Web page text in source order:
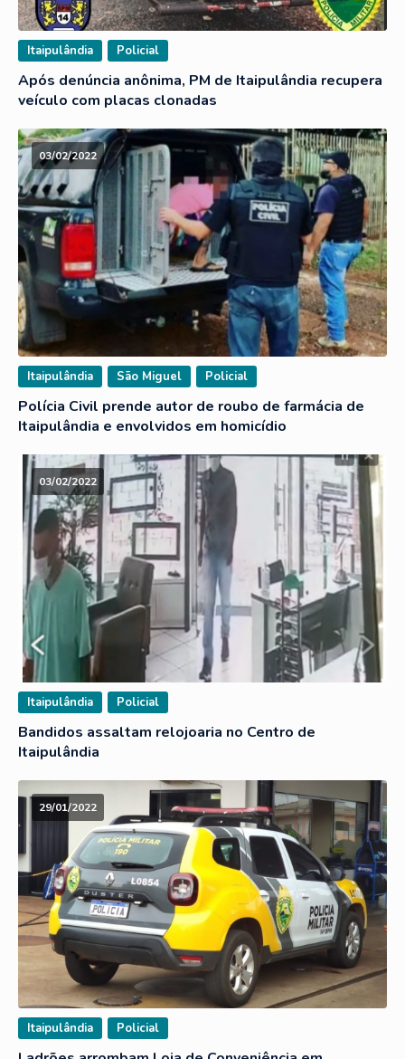
Itaipulândia Policial
Após denúncia anônima, PM de Itaipulândia recupera
veículo com placas clonadas
03/02/2022
Itaipulândia São Miguel Policial
Polícia Civil prende autor de roubo de farmácia de
Itaipulândia e envolvidos em homicídio
03/02/2022
Itaipulândia Policial
Bandidos assaltam relojoaria no Centro de
Itaipulândia
29/01/2022
Itaipulândia Policial